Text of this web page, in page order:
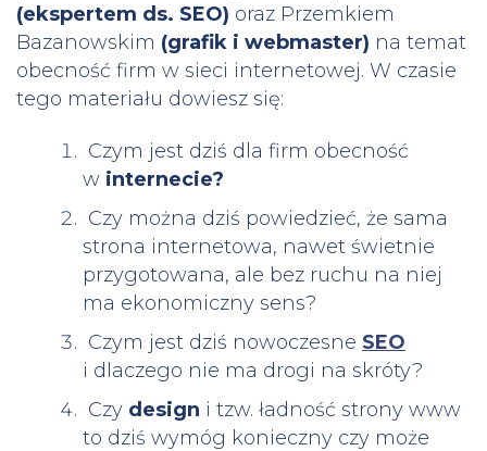
(ekspertem ds. SEO) oraz Przemkiem
Bazanowskim (grafik i webmaster) na temat
obecność firm w sieci internetowej. W czasie
tego materiału dowiesz się:
Czym jest dziś dla firm obecność
w internecie?
Czy można dziś powiedzieć, że sama
strona internetowa, nawet świetnie
przygotowana, ale bez ruchu na niej
ma ekonomiczny sens?
Czym jest dziś nowoczesne SEO
i dlaczego nie ma drogi na skróty?
Czy design i tzw. ładność strony www
to dziś wymóg konieczny czy może